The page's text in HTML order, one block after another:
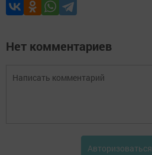
Нет комментариев
Авторизоваться